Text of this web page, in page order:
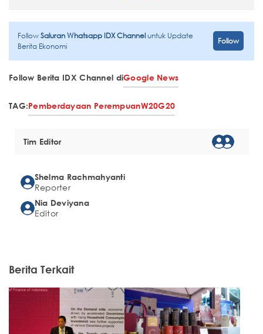
FollowSaluran Whatsapp IDX Channeluntuk Update
Berita Ekonomi
Follow
Follow Berita IDX Channel diGoogle News
TAG:Pemberdayaan PerempuanW20G20
Tim Editor
Shelma Rachmahyanti
Reporter
Nia Deviyana
Editor
Berita Terkait